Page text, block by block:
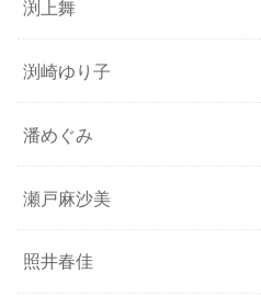
渕上舞
渕崎ゆり子
潘めぐみ
瀬戸麻沙美
照井春佳